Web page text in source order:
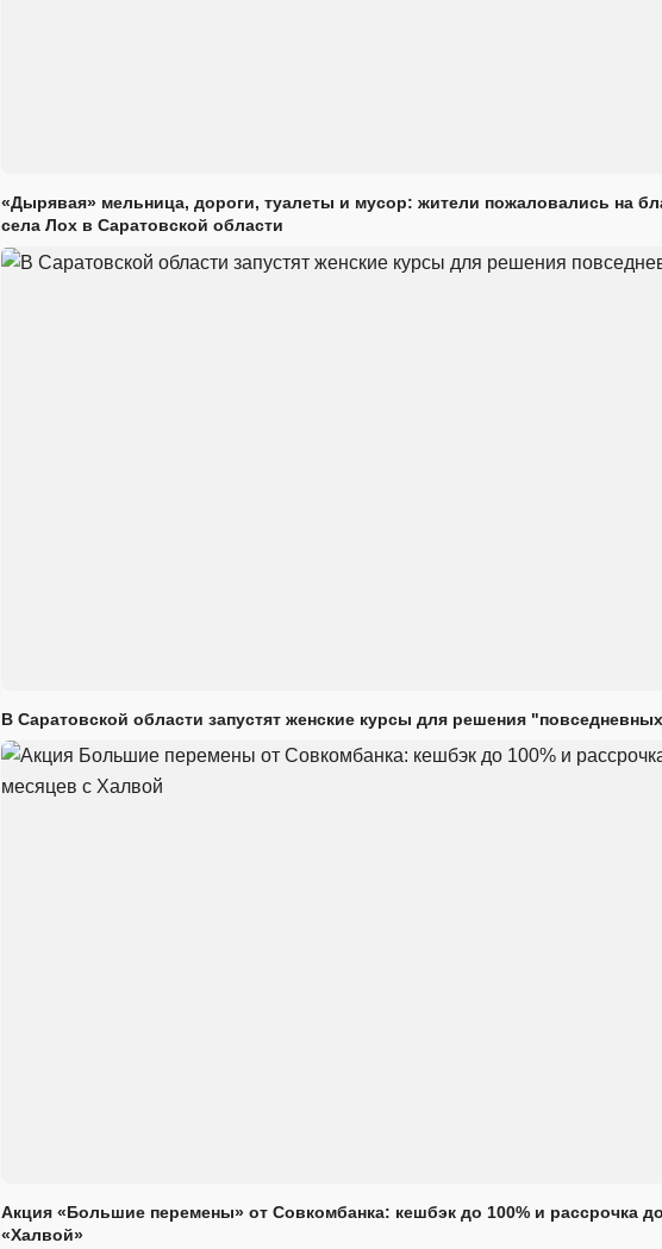
«Дырявая» мельница, дороги, туалеты и мусор: жители пожаловались на
села Лох в Саратовской области
В Саратовской области запустят женские курсы для решения
Акция «Большие перемены» от Совкомбанка: кешбэк до 100% и рассрочка
«Халвой»